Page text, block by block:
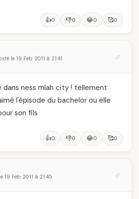
👍0 👎0 😂0 🥰0
le 19 Feb 2011 à 21:41
ness mlah city ! tellement
l'épisode du bachelor ou elle
son fils
👍0 👎0 😂0 🥰0
19 Feb 2011 à 21:45